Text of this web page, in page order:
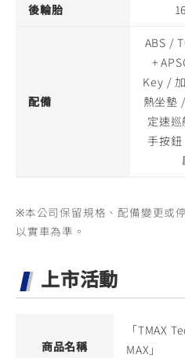
後輪胎
配備
ABS /
+
Key /
熱坐墊
定速
手按
※本公司保留規格、配備變更或
以實車為準。
上市活動
商品名稱
「TMAX
MAX」